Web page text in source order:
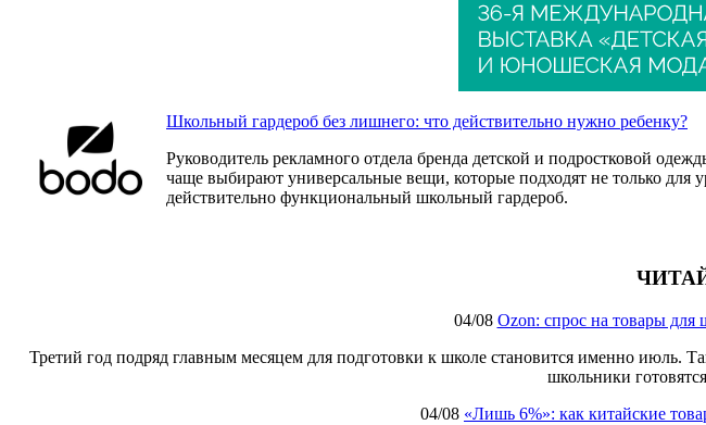
Школьный гардероб без лишнего: что действительно нужно ребенку?
Руководитель рекламного отдела бренда детской и подростковой
чаще выбирают универсальные вещи, которые подходят не только для
действительно функциональный школьный гардероб.
04/08 Ozon: спрос на товары для
Третий год подряд главным месяцем для подготовки к школе становится именно июль.
школьники
04/08 «Лишь 6%»: как китайские